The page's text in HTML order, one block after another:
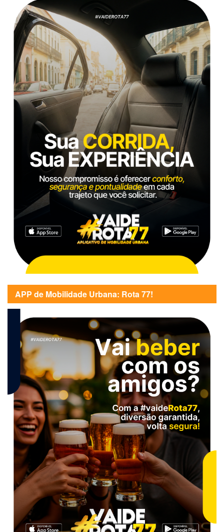
APP de Mobilidade Urbana: Rota 77!